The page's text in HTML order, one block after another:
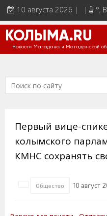
10 августа 2026 | | °,
КОЛЫМА.RU
Новости Магадана и Магаданской
Первый вице-
колымского
КМНС сохранять
Общество 10 август